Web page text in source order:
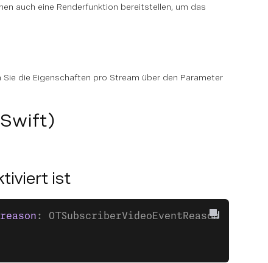
auch eine Renderfunktion bereitstellen, um das
die Eigenschaften pro Stream über den Parameter
ist
reason : OTSubscriberVideoEventReason) {